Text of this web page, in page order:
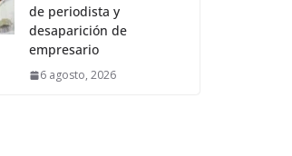
de periodista y
desaparición de
empresario
6 agosto, 2026